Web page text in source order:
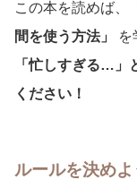
この本を読めば、
間を使う方法」
を
「忙しすぎる…」
ください！
ルールを決めよ